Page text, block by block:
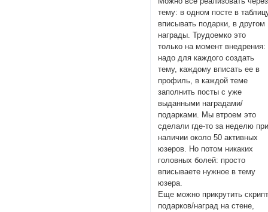
тему: в одном посте в
вписывать подарки, в другом
награды. Трудоемко это
только на момент внедрения:
надо для каждого создать
тему, каждому вписать ее в
профиль, в каждой теме
заполнить посты с уже
выданными наградами/
подарками. Мы втроем это
сделали где-то за неделю
наличии около 50 активных
юзеров. Но потом никаких
головных болей: просто
вписываете нужное в тему
юзера.
Еще можно прикрутить
подарков/наград на стене,